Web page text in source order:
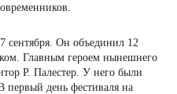
сентября. Он объединил 12
Главным героем нынешнего
Р. Палестер. У него были
день фестиваля на